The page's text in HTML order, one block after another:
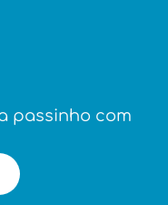
passinho com